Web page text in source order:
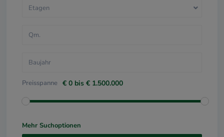
Etagen
Preisspanne € 0 bis € 1.500.000
Mehr Suchoptionen